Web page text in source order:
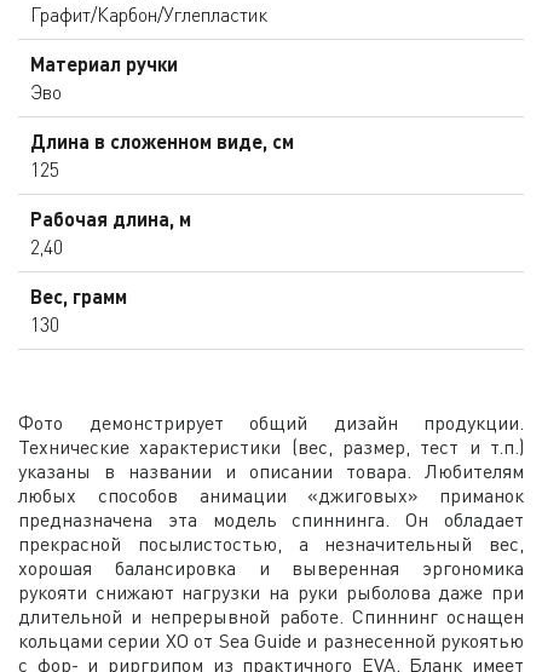
Графит/Карбон/Углепластик
Материал ручки
Эво
Длина в сложенном виде, см
125
Рабочая длина, м
2,40
Вес, грамм
130
Фото демонстрирует общий дизайн продукции.
Технические характеристики (вес, размер, тест и т.п.)
указаны в названии и описании товара. Любителям
любых способов анимации «джиговых» приманок
предназначена эта модель спиннинга. Он обладает
прекрасной посылистостью, а незначительный вес,
хорошая балансировка и выверенная эргономика
рукояти снижают нагрузки на руки рыболова даже при
длительной и непрерывной работе. Спиннинг оснащен
кольцами серии ХО от Sea Guide и разнесенной рукоятью
с фор- и риргрипом из практичного EVA. Бланк имеет